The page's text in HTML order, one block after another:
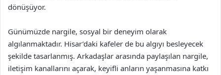
dönüşüyor.
Günümüzde nargile, sosyal bir deneyim olarak
algılanmaktadır. Hisar’daki kafeler de bu algıyı besleyecek
şekilde tasarlanmış. Arkadaşlar arasında paylaşılan nargile,
iletişim kanallarını açarak, keyifli anların yaşanmasına katkı